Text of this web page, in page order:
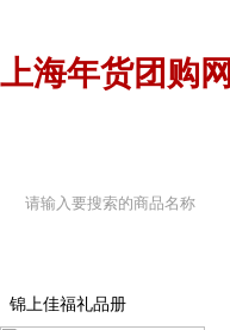
上海年货团购网
锦上佳福礼品册